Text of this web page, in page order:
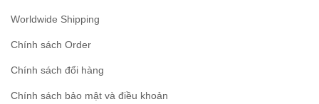
Worldwide Shipping
Chính sách Order
Chính sách đổi hàng
Chính sách bảo mật và điều khoản